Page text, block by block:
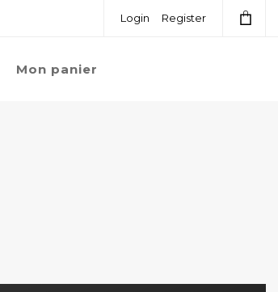
Login Register
Mon panier